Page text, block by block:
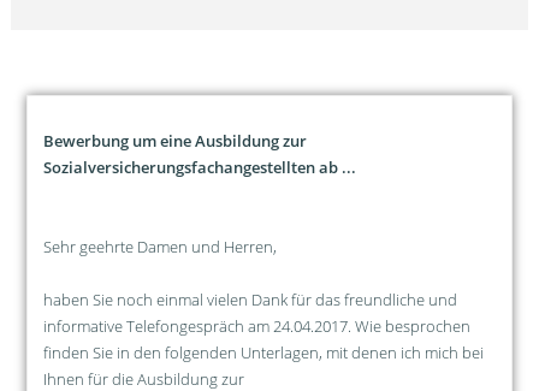
Bewerbung um eine Ausbildung zur
Sozialversicherungsfachangestellten ab ...
Sehr geehrte Damen und Herren,
haben Sie noch einmal vielen Dank für das freundliche und
informative Telefongespräch am 24.04.2017. Wie besprochen
finden Sie in den folgenden Unterlagen, mit denen ich mich bei
Ihnen für die Ausbildung zur